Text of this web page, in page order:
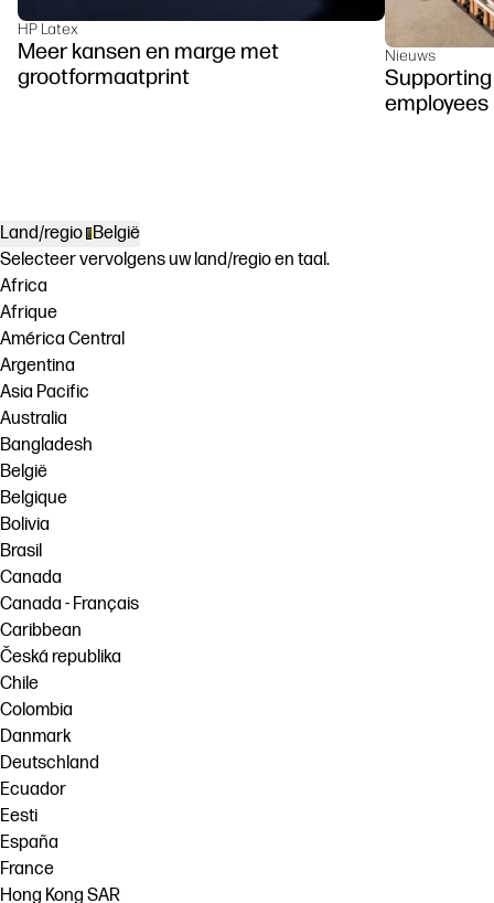
HP Latex
Meer kansen en marge met
grootformaatprint
Nieuws
employees
Land/regio België
Selecteer vervolgens uw land/regio en taal.
Africa
Afrique
América Central
Argentina
Asia Pacific
Australia
Bangladesh
België
Belgique
Bolivia
Brasil
Canada
Canada - Français
Caribbean
Česká republika
Chile
Colombia
Danmark
Deutschland
Ecuador
Eesti
España
France
Hong Kong SAR